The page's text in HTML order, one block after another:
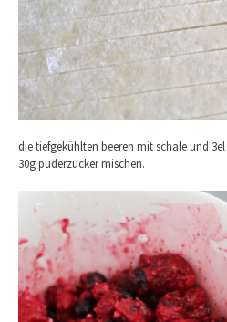
die tiefgekühlten beeren mit schale und
30g puderzucker mischen.